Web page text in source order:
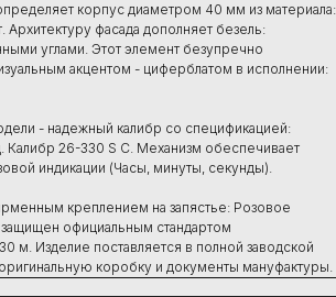
корпус диаметром 40 мм из материала:
Архитектуру фасада дополняет безель:
углами. Этот элемент безупречно
акцентом - циферблатом в исполнении:
- надежный калибр со спецификацией:
Калибр 26-330 S C. Механизм обеспечивает
индикации (Часы, минуты, секунды).
креплением на запястье: Розовое
защищен официальным стандартом
м. Изделие поставляется в полной заводской
коробку и документы мануфактуры.